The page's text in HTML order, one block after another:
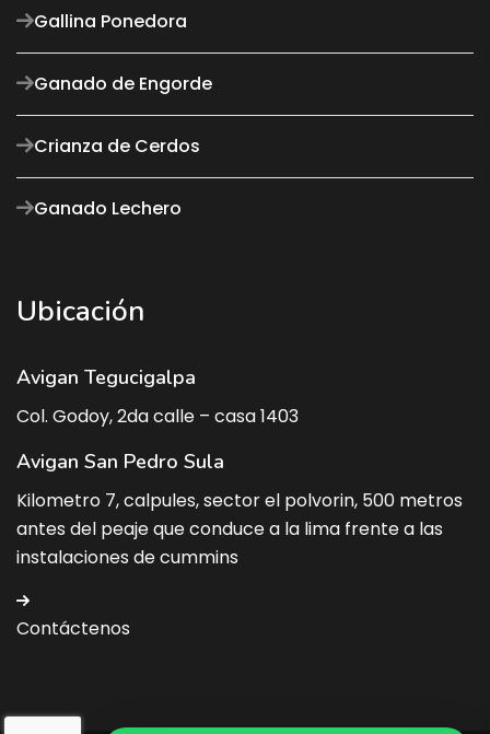
Gallina Ponedora
Ganado de Engorde
Crianza de Cerdos
Ganado Lechero
Ubicación
Avigan Tegucigalpa
Col. Godoy, 2da calle – casa 1403
Avigan San Pedro Sula
Kilometro 7, calpules, sector el polvorin, 500 metros
antes del peaje que conduce a la lima frente a las
instalaciones de cummins
Contáctenos